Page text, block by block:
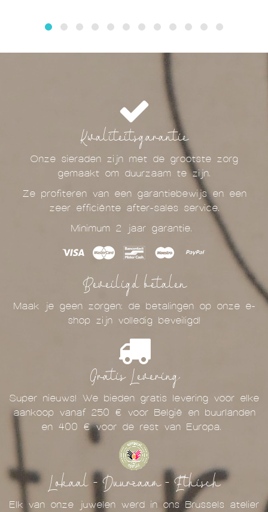
Kwaliteitsgarantie
Onze sieraden zijn met de grootste zorg
gemaakt om duurzaam te zijn.
Ze profiteren van een garantiebewijs en een
zeer efficiënte after-sales service.
Minimum 2 jaar garantie.
Beveiligd betalen
Maak je geen zorgen: de betalingen op onze e-
shop zijn volledig beveiligd!
Gratis Levering
Super nieuws! We bieden gratis levering voor elke
aankoop vanaf 250 € voor België en buurlanden
en 400 € voor de rest van Europa.
Lokaal - Duurzaam - Ethisch
Elk van onze juwelen werd in ons Brussels atelier